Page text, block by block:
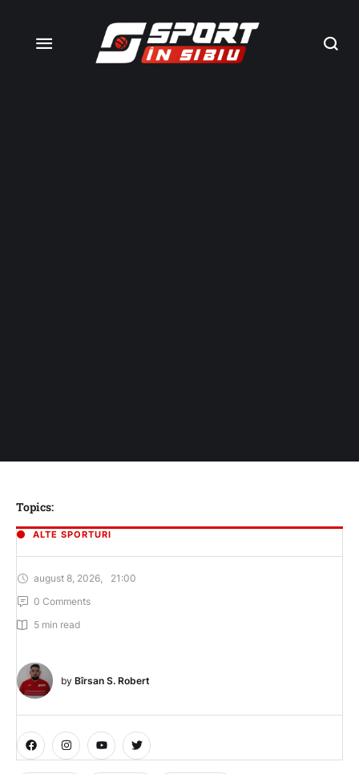
Topics:
ALTE SPORTURI
august 8, 2026
21:00
0 Comments
5 min read
by Bîrsan S. Robert